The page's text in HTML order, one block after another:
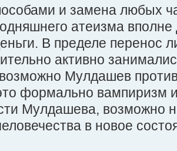
и замена любых
атеизма
В пределе перенос
активно
Мулдашев
формально вампиризм
Мулдашева, возможно
в новое